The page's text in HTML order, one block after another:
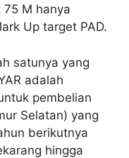
M hanya
Up target PAD.
satunya yang
adalah
pembelian
Selatan) yang
berikutnya
hingga